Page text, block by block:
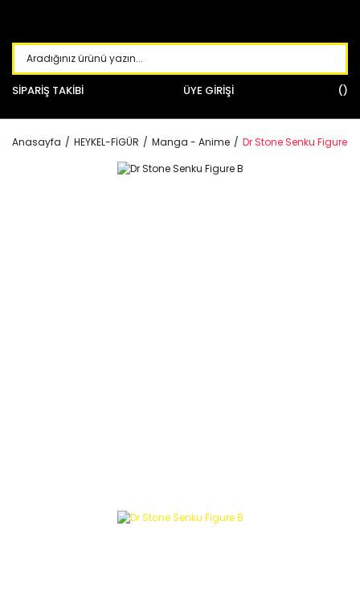
SİPARİŞ TAKİBİ ÜYE GİRİŞİ
Anasayfa HEYKEL-FİGÜR Manga - Anime Dr Stone Senku Figure B